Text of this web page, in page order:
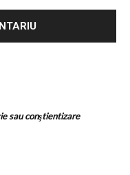
sau conştientizare